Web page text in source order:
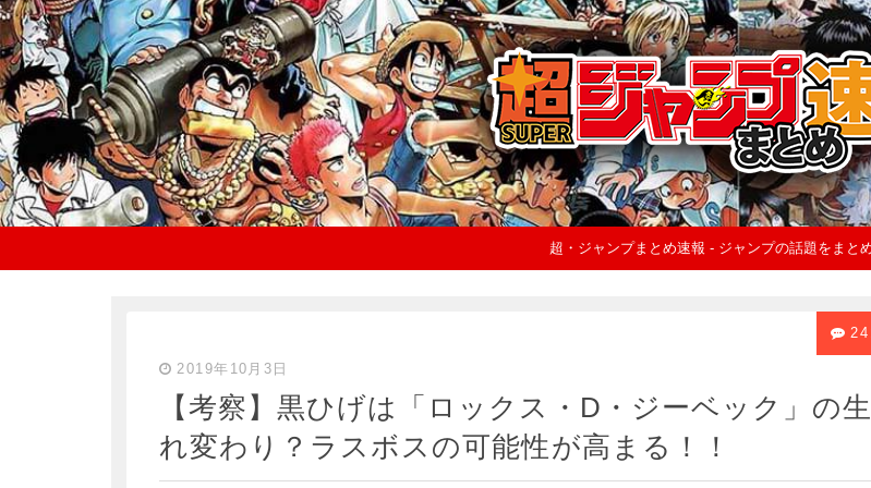
超・ジャンプまとめ速報 - ジャンプの話題をまと
2019年10月3日
【考察】黒ひげは「ロックス・D・ジーベック」の
れ変わり？ラスボスの可能性が高まる！！
24